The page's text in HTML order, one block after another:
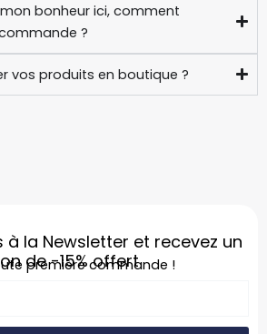
bonheur ici, comment
?
vos produits en boutique ?
à la Newsletter et recevez un
de-15% offert
première commande !